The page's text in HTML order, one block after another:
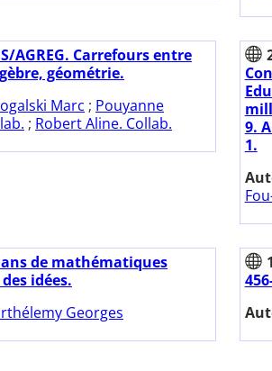
AGREG. Carrefours entre
géométrie.
Marc ; Pouyanne
; Robert Aline. Collab.
9.
1.
ans de mathématiques
idées.
Georges